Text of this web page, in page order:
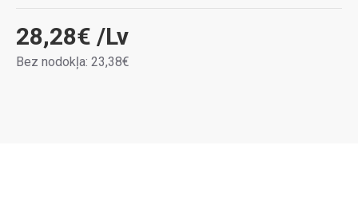
28,28€ /Lv
Bez nodokļa: 23,38€